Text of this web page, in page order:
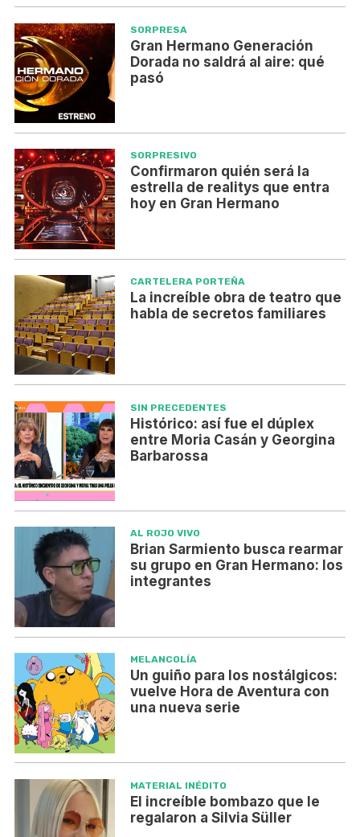
SORPRESA
Gran Hermano Generación
Dorada no saldrá al aire: qué
pasó
SORPRESIVO
Confirmaron quién será la
estrella de realitys que entra
hoy en Gran Hermano
CARTELERA PORTEÑA
La increíble obra de teatro que
habla de secretos familiares
SIN PRECEDENTES
Histórico: así fue el dúplex
entre Moria Casán y Georgina
Barbarossa
AL ROJO VIVO
Brian Sarmiento busca rearmar
su grupo en Gran Hermano: los
integrantes
MELANCOLÍA
Un guiño para los nostálgicos:
vuelve Hora de Aventura con
una nueva serie
MATERIAL INÉDITO
El increíble bombazo que le
regalaron a Silvia Süller